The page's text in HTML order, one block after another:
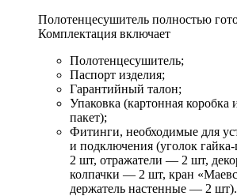
Полотенцесушитель полностью
Комплектация включает
Полотенцесушитель;
Паспорт изделия;
Гарантийный талон;
Упаковка (картонная
пакет);
Фитинги, необходимые для
и подключения (уголок гайка-
2 шт, отражатели — 2 шт,
колпачки — 2 шт, кран
держатель настенные — 2 шт).